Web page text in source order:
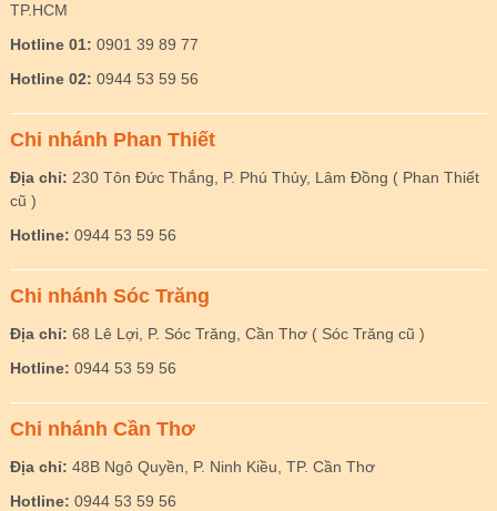
TP.HCM
Hotline 01: 0901 39 89 77
Hotline 02: 0944 53 59 56
Chi nhánh Phan Thiết
Địa chỉ: 230 Tôn Đức Thắng, P. Phú Thủy, Lâm Đồng ( Phan Thiết
cũ )
Hotline: 0944 53 59 56
Chi nhánh Sóc Trăng
Địa chỉ: 68 Lê Lợi, P. Sóc Trăng, Cần Thơ ( Sóc Trăng cũ )
Hotline: 0944 53 59 56
Chi nhánh Cần Thơ
Địa chỉ: 48B Ngô Quyền, P. Ninh Kiều, TP. Cần Thơ
Hotline: 0944 53 59 56